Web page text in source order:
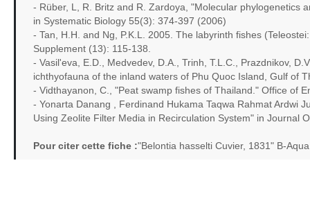
- Rüber, L, R. Britz and R. Zardoya, "Molecular phylogenetics
in Systematic Biology 55(3): 374-397 (2006)
- Tan, H.H. and Ng, P.K.L. 2005. The labyrinth fishes
Supplement (13): 115-138.
- Vasil'eva, E.D., Medvedev, D.A., Trinh, T.L.C., Prazdnikov,
ichthyofauna of the inland waters of Phu Quoc Island, Gulf of
- Vidthayanon, C., "Peat swamp fishes of Thailand." Office of
- Yonarta Danang , Ferdinand Hukama Taqwa Rahmat Ardwi
Using Zeolite Filter Media in Recirculation System" in Journal
Pour citer cette fiche :"Belontia hasselti Cuvier, 1831" B-